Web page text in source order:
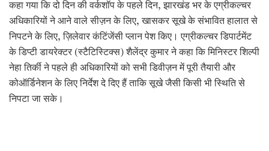
कहा गया कि दो दिन की वर्कशॉप के पहले दिन, झारखंड भर के एग्रीकल्चर
अधिकारियों ने आने वाले सीज़न के लिए, खासकर सूखे के संभावित हालात से
निपटने के लिए, ज़िलेवार कंटिंजेंसी प्लान पेश किए। एग्रीकल्चर डिपार्टमेंट
के डिप्टी डायरेक्टर (स्टैटिस्टिक्स) शैलेंद्र कुमार ने कहा कि मिनिस्टर शिल्पी
नेहा तिर्की ने पहले ही अधिकारियों को सभी डिवीज़न में पूरी तैयारी और
कोऑर्डिनेशन के लिए निर्देश दे दिए हैं ताकि सूखे जैसी किसी भी स्थिति से
निपटा जा सके।